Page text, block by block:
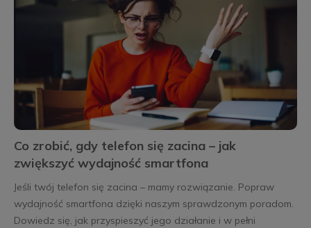
Co zrobić, gdy telefon się zacina – jak
zwiększyć wydajność smartfona
Jeśli twój telefon się zacina – mamy rozwiązanie. Popraw
wydajność smartfona dzięki naszym sprawdzonym poradom.
Dowiedz się, jak przyspieszyć jego działanie i w pełni